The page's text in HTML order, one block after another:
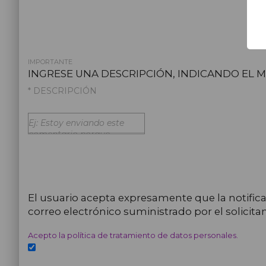
IMPORTANTE
INGRESE UNA DESCRIPCIÓN, INDICANDO EL
* DESCRIPCIÓN
El usuario acepta expresamente que la
correo electrónico suministrado por el
Acepto la política de tratamiento de datos personales.